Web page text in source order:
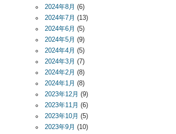
2024年8月 (6)
2024年7月 (13)
2024年6月 (5)
2024年5月 (9)
2024年4月 (5)
2024年3月 (7)
2024年2月 (8)
2024年1月 (8)
2023年12月 (9)
2023年11月 (6)
2023年10月 (5)
2023年9月 (10)